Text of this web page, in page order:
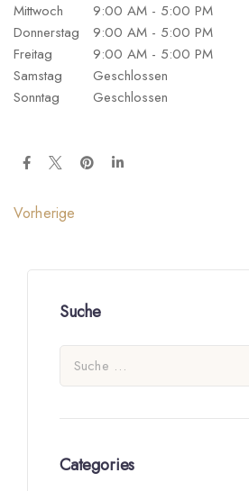
Mittwoch
9:00 AM - 5:00 PM
Donnerstag
9:00 AM - 5:00 PM
Freitag
9:00 AM - 5:00 PM
Samstag
Geschlossen
Sonntag
Geschlossen
Vorherige
Suche
Categories